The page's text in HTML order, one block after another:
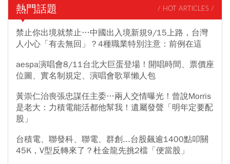
熱門話題 / HOT ARTICLES /
禁止你出境就禁止…中國出入境新規9/15上路，台灣
人小心「有去無回」？4種職業特別注意：前例在這
aespa演唱會8/11台北大巨蛋登場！開唱時間、票價座
位圖、實名制規定、演唱會歌單懶人包
黃崇仁治喪張忠謀任主委…兩人交情曝光！曾說Morris
是老大：力積電能活都他幫我！遺屬發聲「明年定要配
股」
台積電、聯發科、聯電、群創...台股飆逾1400點叩關
45K，V型反轉來了？杜金龍先挑2檔「便當股」